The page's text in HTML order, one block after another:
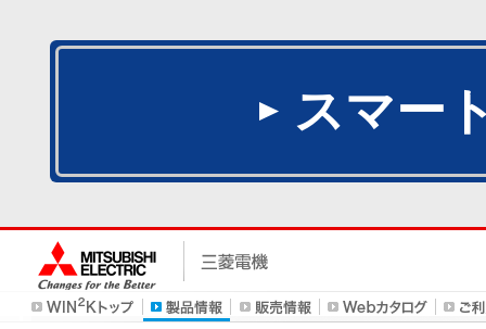
スマー